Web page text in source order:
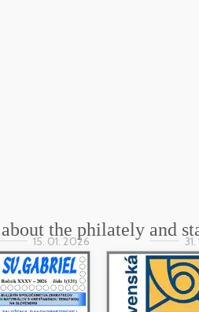
the philately and
15. 01. 2026